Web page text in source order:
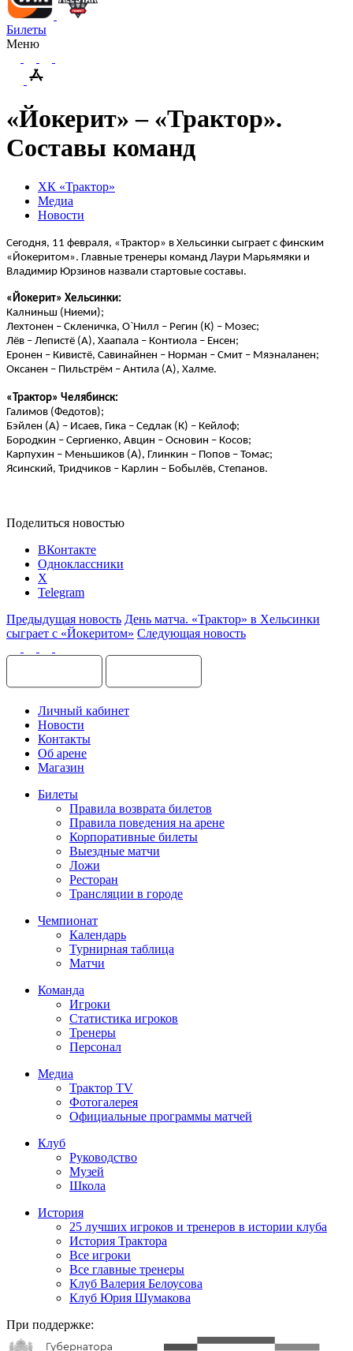
Билеты
Меню
«Йокерит» – «Трактор».
Составы команд
ХК «Трактор»
Медиа
Новости
Сегодня, 11 февраля, «Трактор» в Хельсинки сыграет с финским
«Йокеритом». Главные тренеры команд Лаури Марьямяки и
Владимир Юрзинов назвали стартовые составы.
«Йокерит» Хельсинки:
Калниньш (Ниеми);
Лехтонен – Скленичка, О`Нилл – Регин (К) – Мозес;
Лёв – Лепистё (А), Хаапала – Контиола – Енсен;
Еронен – Кивистё, Савинайнен – Норман – Смит – Мяэналанен;
Оксанен – Пильстрём – Антила (А), Халме.
«Трактор» Челябинск:
Галимов (Федотов);
Бэйлен (А) – Исаев, Гика – Седлак (К) – Кейлоф;
Бородкин – Сергиенко, Авцин – Основин – Косов;
Карпухин – Меньшиков (А), Глинкин – Попов – Томас;
Ясинский, Тридчиков – Карлин – Бобылёв, Степанов.
Поделиться новостью
ВКонтакте
Одноклассники
X
Telegram
Предыдущая новость День матча. «Трактор» в Хельсинки
сыграет с «Йокеритом» Следующая новость
Личный кабинет
Новости
Контакты
Об арене
Магазин
Билеты
Правила возврата билетов
Правила поведения на арене
Корпоративные билеты
Выездные матчи
Ложи
Ресторан
Трансляции в городе
Чемпионат
Календарь
Турнирная таблица
Матчи
Команда
Игроки
Статистика игроков
Тренеры
Персонал
Медиа
Трактор TV
Фотогалерея
Официальные программы матчей
Клуб
Руководство
Музей
Школа
История
25 лучших игроков и тренеров в истории клуба
История Трактора
Все игроки
Все главные тренеры
Клуб Валерия Белоусова
Клуб Юрия Шумакова
При поддержке: